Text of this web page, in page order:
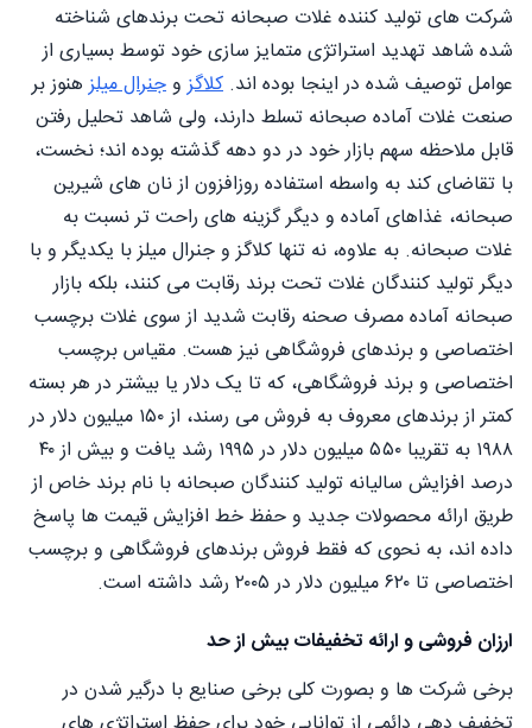
شرکت های تولید کننده غلات صبحانه تحت برندهای شناخته
شده شاهد تهدید استراتژی متمایز سازی خود توسط بسیاری از
عوامل توصیف شده در اینجا بوده اند. کلاگزوجنرال میلزهنوز بر
صنعت غلات آماده صبحانه تسلط دارند، ولی شاهد تحلیل رفتن
قابل ملاحظه سهم بازار خود در دو دهه گذشته بوده اند؛ نخست،
با تقاضای کند به واسطه استفاده روزافزون از نان های شیرین
صبحانه، غذاهای آماده و دیگر گزینه های راحت تر نسبت به
غلات صبحانه. به علاوه، نه تنها کلاگز و جنرال میلز با یکدیگر و با
دیگر تولید کنندگان غلات تحت برند رقابت می کنند، بلکه بازار
صبحانه آماده مصرف صحنه رقابت شدید از سوی غلات برچسب
اختصاصی و برندهای فروشگاهی نیز هست. مقیاس برچسب
اختصاصی و برند فروشگاهی، که تا یک دلار یا بیشتر در هر بسته
کمتر از برندهای معروف به فروش می رسند، از ۱۵۰ میلیون دلار در
۱۹۸۸ به تقریبا ۵۵۰ میلیون دلار در ۱۹۹۵ رشد یافت و بیش از ۴۰
درصد افزایش سالیانه تولید کنندگان صبحانه با نام برند خاص از
طریق ارائه محصولات جدید و حفظ خط افزایش قیمت ها پاسخ
داده اند، به نحوی که فقط فروش برندهای فروشگاهی و برچسب
اختصاصی تا ۶۲۰ میلیون دلار در ۲۰۰۵ رشد داشته است.
ارزان فروشی و ارائه تخفیفات بیش از حد
برخی شرکت ها و بصورت کلی برخی صنایع با درگیر شدن در